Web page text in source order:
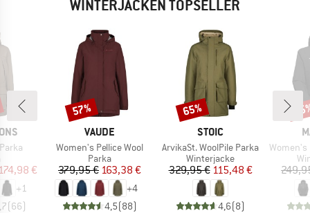
WINTERJACKEN TOPSELLER
Preis
€
+1
(66)
MARKE
VAUDE
Artikel
Women's Pellice Wool
Produktgruppe
Parka
Preis
379,95 €reduzierter Preis
163,38 €
+4
4,5(88)
Rabatt
57%
MARKE
STOIC
Artikel
ArvikaSt. WoolPile Parka
Produktgruppe
Winterjacke
Preis
329,95 €reduzierter Preis
115,48 €
4,6(8)
Rabatt
65%
Artikel
Women's Linard